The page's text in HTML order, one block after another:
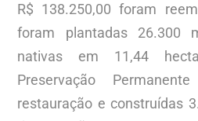
R$ 138.250,00 foram
foram plantadas 26.300
nativas em 11,44
Preservação
restauração e construídas